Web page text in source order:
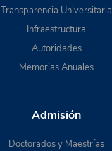
Transparencia Universitaria
Infraestructura
Autoridades
Memorias Anuales
Admisión
Doctorados y Maestrías